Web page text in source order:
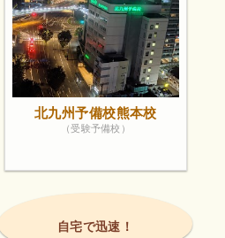
北九州予備校熊本校
（受験予備校）
自宅で迅速！